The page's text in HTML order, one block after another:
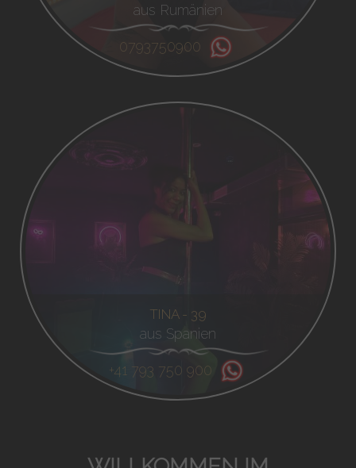
aus Rumänien
0793750900
TINA - 39
aus Spanien
+41 793 750 900